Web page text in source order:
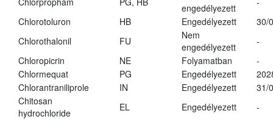
engedélyezett
Chlorotoluron
HB Engedélyezett
30/
Chlorothalonil
FU
Nem
engedélyezett
-
Chloropicrin
NE Folyamatban
-
Chlormequat
PG Engedélyezett
Chlorantraniliprole
IN Engedélyezett
31/
Chitosan
hydrochloride
EL Engedélyezett -